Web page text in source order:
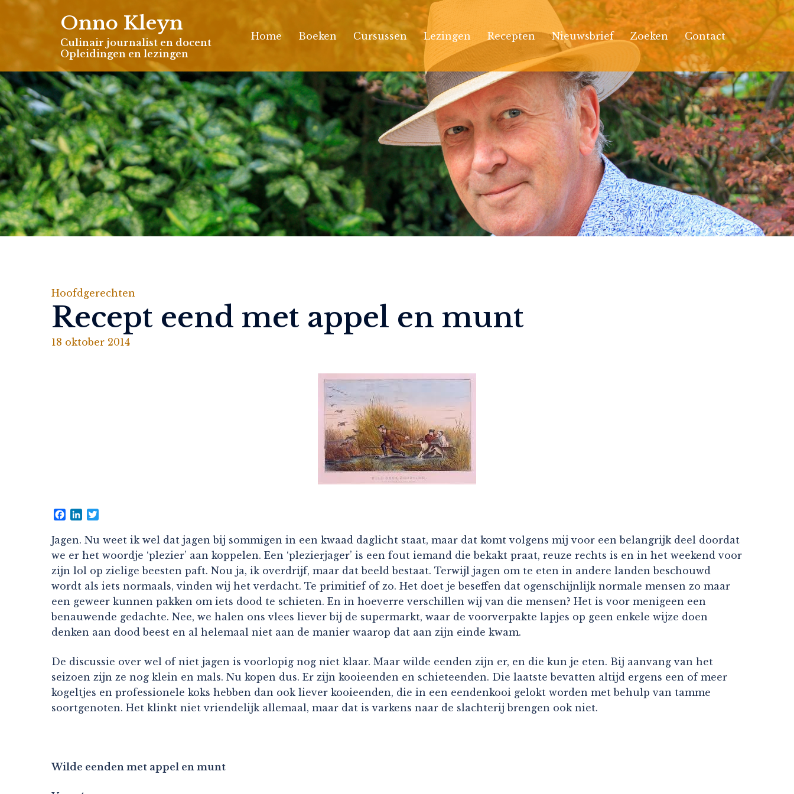
Skip
content
Onno Kleyn
Culinair journalist en docent
Opleidingen en lezingen
Home Boeken Cursussen Lezingen Recepten Nieuwsbrief Zoeken Contact
Hoofdgerechten
Recept eend met appel en munt
18 oktober 2014
Facebook
LinkedIn
Jagen. Nu weet ik wel dat jagen bij sommigen in een kwaad daglicht staat, maar dat komt volgens mij voor een belangrijk deel doordat
we er het woordje ‘plezier’ aan koppelen. Een ‘plezierjager’ is een fout iemand die bekakt praat, reuze rechts is en in het weekend voor
zijn lol op zielige beesten paft. Nou ja, ik overdrijf, maar dat beeld bestaat. Terwijl jagen om te eten in andere landen beschouwd
wordt als iets normaals, vinden wij het verdacht. Te primitief of zo. Het doet je beseffen dat ogenschijnlijk normale mensen zo maar
een geweer kunnen pakken om iets dood te schieten. En in hoeverre verschillen wij van die mensen? Het is voor menigeen een
benauwende gedachte. Nee, we halen ons vlees liever bij de supermarkt, waar de voorverpakte lapjes op geen enkele wijze doen
denken aan dood beest en al helemaal niet aan de manier waarop dat aan zijn einde kwam.
De discussie over wel of niet jagen is voorlopig nog niet klaar. Maar wilde eenden zijn er, en die kun je eten. Bij aanvang van het
seizoen zijn ze nog klein en mals. Nu kopen dus. Er zijn kooieenden en schieteenden. Die laatste bevatten altijd ergens een of meer
kogeltjes en professionele koks hebben dan ook liever kooieenden, die in een eendenkooi gelokt worden met behulp van tamme
soortgenoten. Het klinkt niet vriendelijk allemaal, maar dat is varkens naar de slachterij brengen ook niet.
Wilde eenden met appel en munt